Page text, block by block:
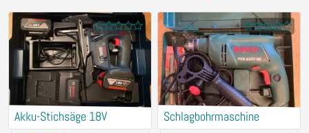
Akku-Stichsäge 18V Schlagbohrmaschine